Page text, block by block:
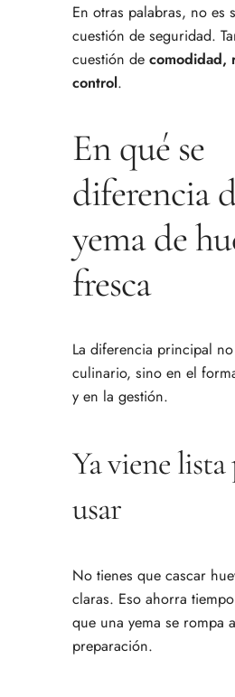
En otras palabras, no es
cuestión de seguridad.
cuestión de comodidad,
control.
En qué se
diferencia
yema de
fresca
La diferencia principal
culinario, sino en el
y en la gestión.
Ya viene lista
usar
No tienes que cascar
claras. Eso ahorra
que una yema se rompa
preparación.